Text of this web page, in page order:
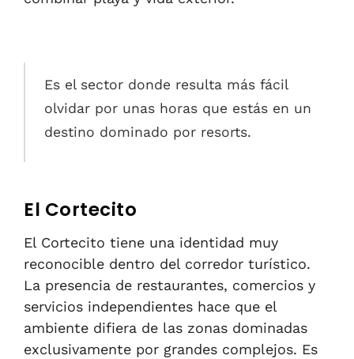
Es el sector donde resulta más fácil
olvidar por unas horas que estás en un
destino dominado por resorts.
El Cortecito
El Cortecito tiene una identidad muy
reconocible dentro del corredor turístico.
La presencia de restaurantes, comercios y
servicios independientes hace que el
ambiente difiera de las zonas dominadas
exclusivamente por grandes complejos. Es